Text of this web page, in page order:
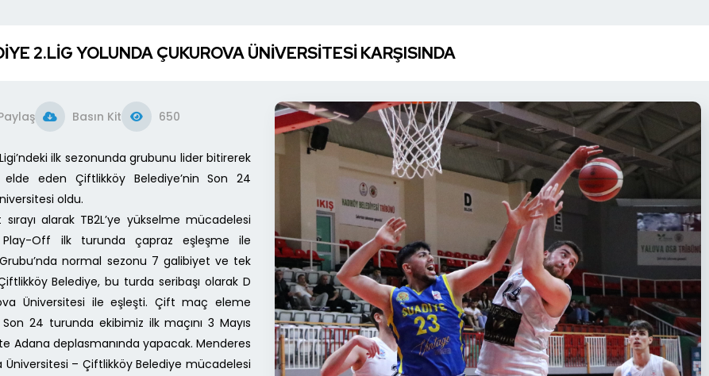
2.LİG YOLUNDA ÇUKUROVA ÜNİVERSİTESİ KARŞISINDA
Basın Kit 650
ilk sezonunda grubunu lider bitirerek
elde eden Çiftlikköy Belediye’nin Son 24
oldu.
sırayı alarak TB2L’ye yükselme mücadelesi
Off ilk turunda çapraz eşleşme ile
normal sezonu 7 galibiyet ve tek
Belediye, bu turda seribaşı olarak D
Üniversitesi ile eşleşti. Çift maç eleme
24 turunda ekibimiz ilk maçını 3 Mayıs
Adana deplasmanında yapacak. Menderes
Üniversitesi – Çiftlikköy Belediye mücadelesi